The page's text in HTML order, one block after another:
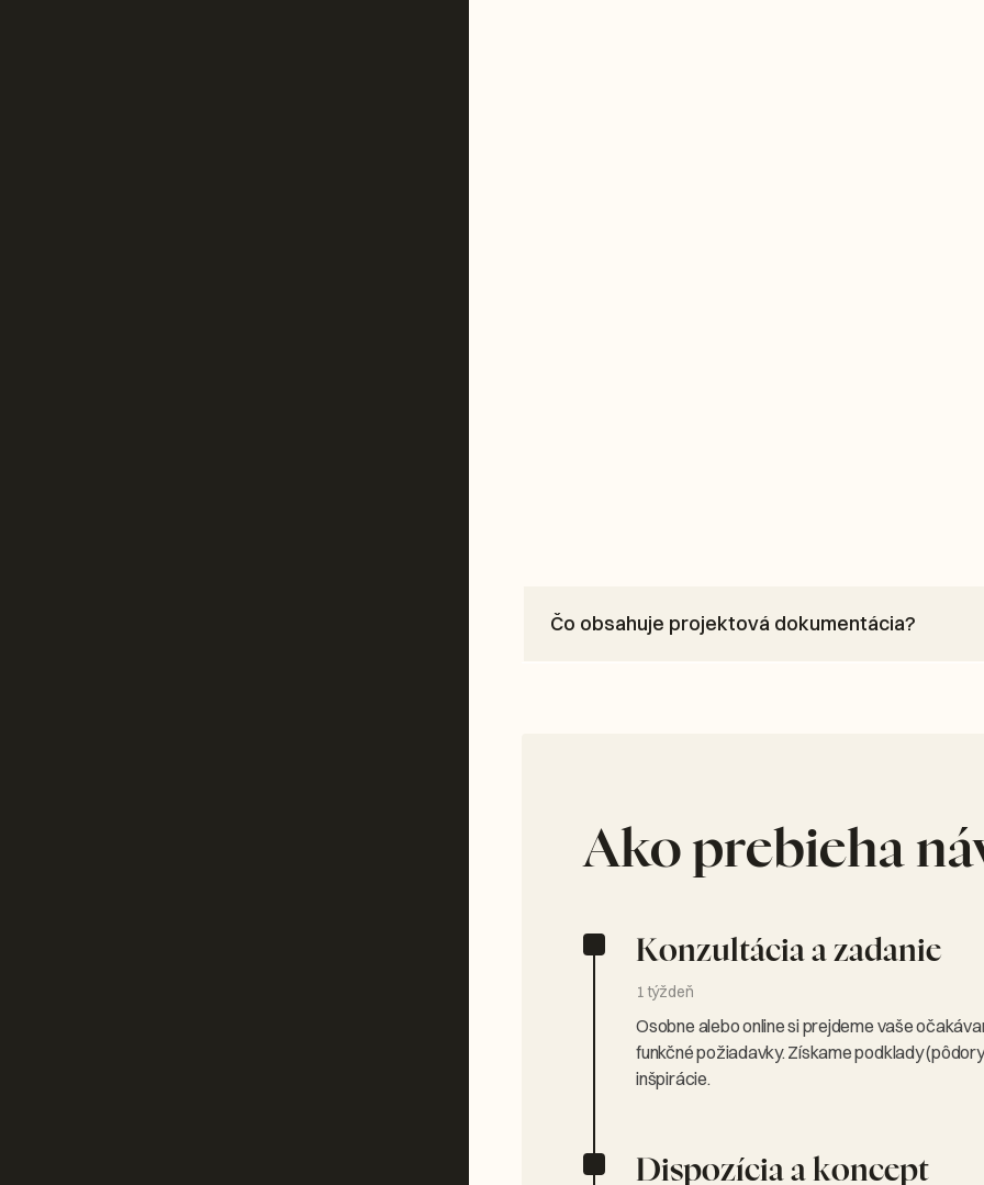
Čo obsahuje projektová dokumentácia?
Ako prebieha
Konzultácia a zadanie
1 týždeň
Osobne alebo online si prejdeme vaše
funkčné požiadavky. Získame podklady
inšpirácie.
Dispozícia a koncept